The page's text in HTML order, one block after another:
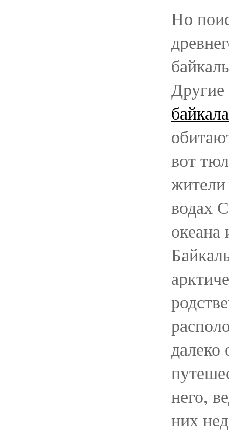
Но
байкала
вот
водах
океана
далеко
него,
них